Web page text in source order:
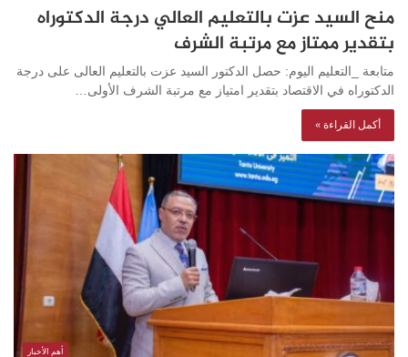
منح السيد عزت بالتعليم العالي درجة الدكتوراه
بتقدير ممتاز مع مرتبة الشرف
متابعة _التعليم اليوم: حصل الدكتور السيد عزت بالتعليم العالى على درجة
الدكتوراه في الاقتصاد بتقدير امتياز مع مرتبة الشرف الأولى…
أكمل القراءة »
أهم الأخبار